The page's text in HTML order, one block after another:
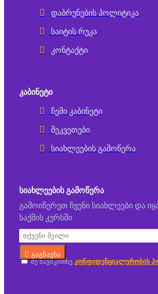
დაბრუნების პოლიტიკა
საიტის რუკა
კონტაქტი
ᲙᲐᲑᲘᲜᲔᲢᲘ
ჩემი კაბინეტი
შეკვეთები
სიახლეების გამოწერა
ᲡᲘᲐᲮᲚᲔᲔᲑᲘᲡ ᲒᲐᲛᲝᲬᲔᲠᲐ
გამოიწერეთ ჩვენი სიახლეები და
საქმის კურსში
გაგზავნა
მე წავიკითხე კონფიდენციალურობის